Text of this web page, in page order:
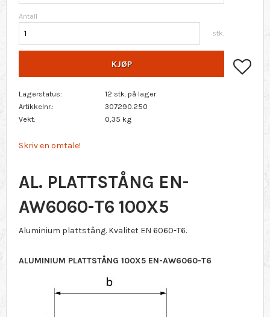
Antall
stk.
KJØP
Lagerstatus
12 stk. på lager
Artikkelnr.
307290.250
Vekt
0,35 kg
Skriv en omtale!
AL. PLATTSTÅNG EN-
AW6060-T6 100X5
Aluminium plattstång. Kvalitet EN 6060-T6.
ALUMINIUM PLATTSTÅNG 100X5 EN-AW6060-T6